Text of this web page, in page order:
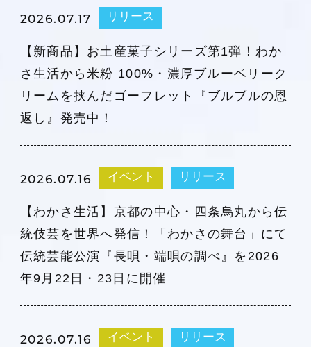
2026.07.17 リリース
【新商品】お土産菓子シリーズ第1弾！わか
さ生活から米粉 100%・濃厚ブルーベリーク
リームを挟んだゴーフレット『ブルブルの恩
返し』発売中！
2026.07.16 イベント リリース
【わかさ生活】京都の中心・四条烏丸から伝
統伎芸を世界へ発信！「わかさの舞台」にて
伝統芸能公演『長唄・端唄の調べ』を2026
年9月22日・23日に開催
2026.07.16 イベント リリース